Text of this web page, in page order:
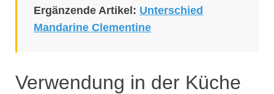
Ergänzende Artikel: Unterschied
Mandarine Clementine
Verwendung in der Küche